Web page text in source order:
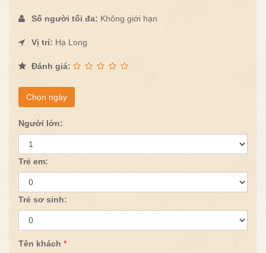
Số người tối đa: Không giới hạn
Vị trí: Hạ Long
Đánh giá:
Chọn ngày
Người lớn:
Trẻ em:
Trẻ sơ sinh:
Tên khách *